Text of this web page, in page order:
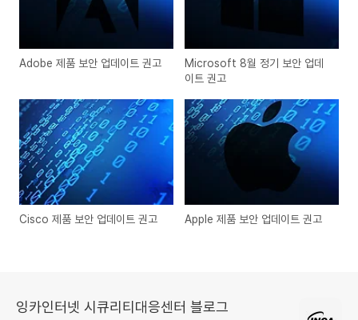
Adobe 제품 보안 업데이트 권고
Microsoft 8월 정기 보안 업데
이트 권고
Cisco 제품 보안 업데이트 권고 Apple 제품 보안 업데이트 권고
잉카인터넷 시큐리티대응센터 블로그